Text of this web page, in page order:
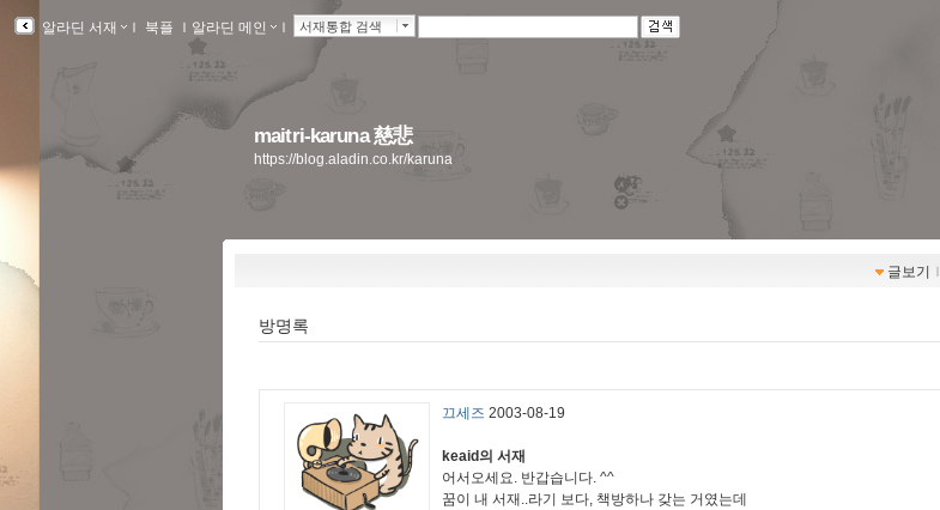
알라딘 서재 ｌ 북플 ｌ 알라딘 메인 ｌ 서재통합 검색
maitri-karuna 慈悲
https://blog.aladin.co.kr/karuna
글보기 ｌ
방명록
끄세즈 2003-08-19
keaid의 서재
어서오세요. 반갑습니다. ^^
꿈이 내 서재..라기 보다, 책방하나 갖는 거였는데